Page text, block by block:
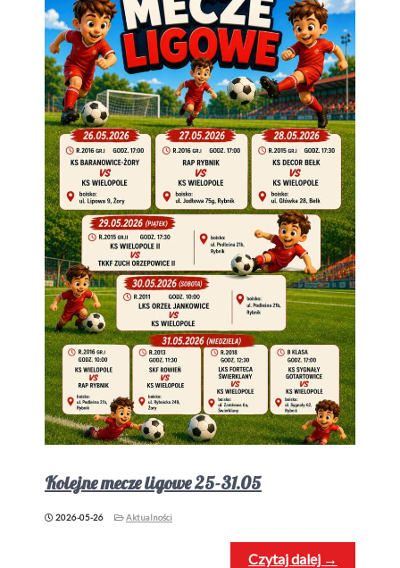
Kolejne mecze ligowe 25-31.05
2026-05-26 Aktualności
Czytaj dalej →